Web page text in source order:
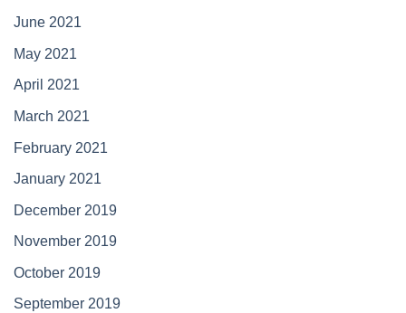
June 2021
May 2021
April 2021
March 2021
February 2021
January 2021
December 2019
November 2019
October 2019
September 2019